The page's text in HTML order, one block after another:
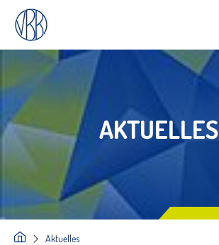
AKTUELLES
Aktuelles